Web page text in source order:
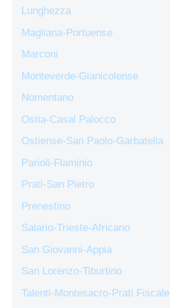
Lunghezza
Magliana-Portuense
Marconi
Monteverde-Gianicolense
Nomentano
Ostia-Casal Palocco
Ostiense-San Paolo-Garbatella
Parioli-Flaminio
Prati-San Pietro
Prenestino
Salario-Trieste-Africano
San Giovanni-Appia
San Lorenzo-Tiburtino
Talenti-Montesacro-Prati Fiscale